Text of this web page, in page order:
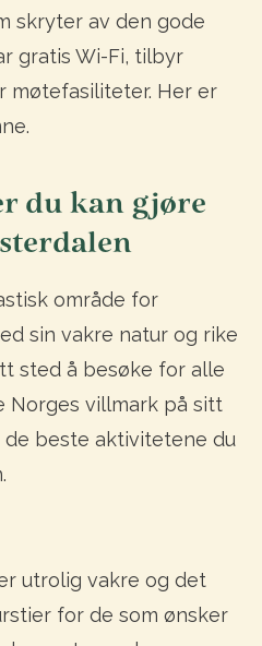
skryter av den gode
gratis Wi-Fi, tilbyr
møtefasiliteter. Her er
du kan gjøre
område for
sin vakre natur og rike
sted å besøke for alle
Norges villmark på sitt
de beste aktivitetene du
utrolig vakre og det
for de som ønsker